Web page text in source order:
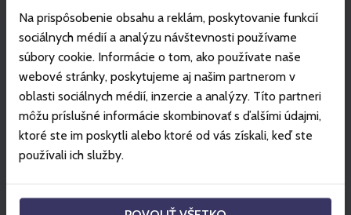
Na prispôsobenie obsahu a reklám, poskytovanie funkcií
sociálnych médií a analýzu návštevnosti používame
súbory cookie. Informácie o tom, ako používate naše
webové stránky, poskytujeme aj našim partnerom v
oblasti sociálnych médií, inzercie a analýzy. Títo partneri
môžu príslušné informácie skombinovať s ďalšími údajmi,
ktoré ste im poskytli alebo ktoré od vás získali, keď ste
používali ich služby.
10 11 12 13 14 15 16
17 18 19 20 21 22 23
24 25 26 27 28 29 30
3 4 5 6
Partner